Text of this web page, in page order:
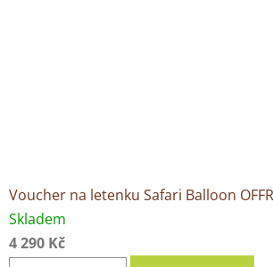
Voucher na letenku Safari Balloon
Skladem
4 290 Kč